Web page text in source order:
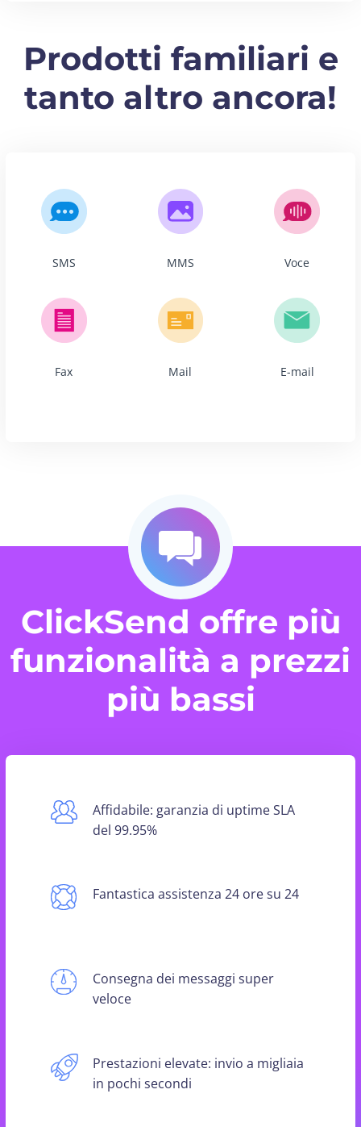
Prodotti familiari e
tanto altro ancora!
SMS MMS Voce
Fax Mail E-mail
ClickSend offre più
funzionalità a prezzi
più bassi
Affidabile: garanzia di uptime SLA
del 99.95%
Fantastica assistenza 24 ore su 24
Consegna dei messaggi super
veloce
Prestazioni elevate: invio a migliaia
in pochi secondi